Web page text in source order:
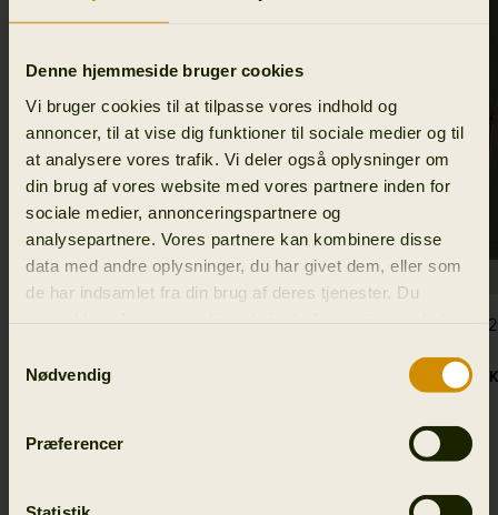
Denne hjemmeside bruger cookies
Vi bruger cookies til at tilpasse vores indhold og
annoncer, til at vise dig funktioner til sociale medier og til
at analysere vores trafik. Vi deler også oplysninger om
din brug af vores website med vores partnere inden for
sociale medier, annonceringspartnere og
analysepartnere. Vores partnere kan kombinere disse
data med andre oplysninger, du har givet dem, eller som
de har indsamlet fra din brug af deres tjenester. Du
Nødvendig
Præferencer
Sandhem
1 299.00 DKK